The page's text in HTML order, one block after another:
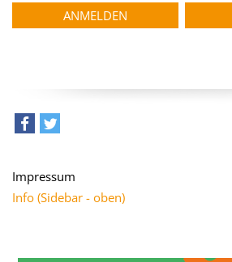
Impressum
Info (Sidebar - oben)